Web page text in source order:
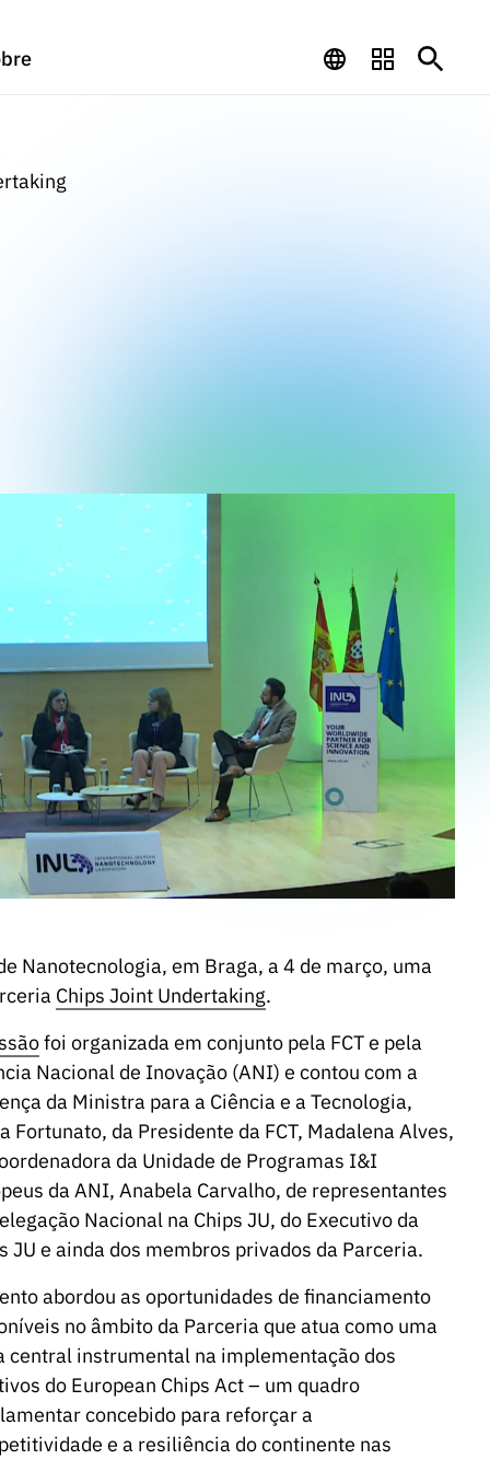
Nanotecnologia, em Braga, a 4 de março, uma
Chips Joint Undertaking.
foi organizada em conjunto pela FCT e pela
Nacional de Inovação (ANI) e contou com a
da Ministra para a Ciência e a Tecnologia,
Fortunato, da Presidente da FCT, Madalena Alves,
da Unidade de Programas I&I
da ANI, Anabela Carvalho, de representantes
Nacional na Chips JU, do Executivo da
JU e ainda dos membros privados da Parceria.
abordou as oportunidades de financiamento
no âmbito da Parceria que atua como uma
central instrumental na implementação dos
do European Chips Act – um quadro
concebido para reforçar a
e a resiliência do continente nas